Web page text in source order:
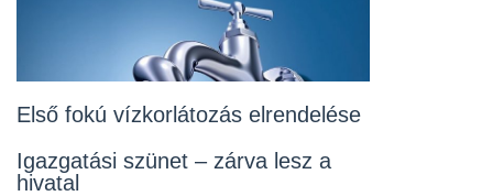
Első fokú vízkorlátozás elrendelése
Igazgatási szünet – zárva lesz a
hivatal
Lakossági fórum az Erzsébet téri
2026-07-10
Rendelet kihirdetése
2026-07-10